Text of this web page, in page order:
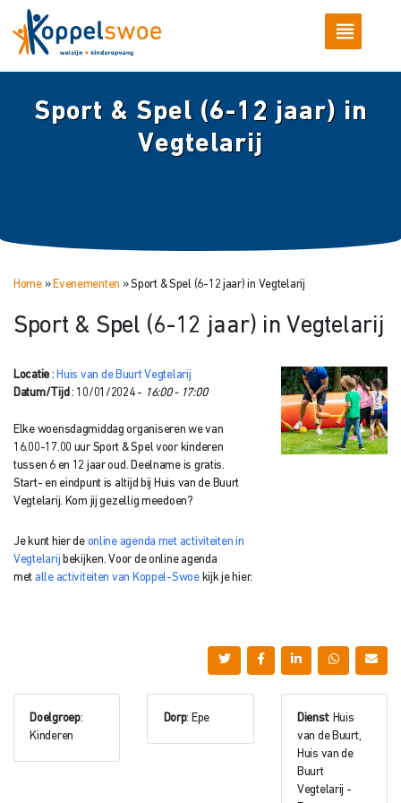
Sport & Spel (6-12 jaar) in
Vegtelarij
Home» Evenementen »Sport & Spel (6-12 jaar) in Vegtelarij
Sport & Spel (6-12 jaar) in Vegtelarij
Locatie : Huis van de Buurt Vegtelarij
Datum/Tijd : 10/01/2024 - 16:00 - 17:00
Elke woensdagmiddag organiseren we van
16.00-17.00 uur Sport & Spel voor kinderen
tussen 6 en 12 jaar oud. Deelname is gratis.
Start- en eindpunt is altijd bij Huis van de Buurt
Vegtelarij. Kom jij gezellig meedoen?
Je kunt hier de online agenda met activiteiten in
Vegtelarij bekijken. Voor de online agenda
met alle activiteiten van Koppel-Swoekijk je hier.
Doelgroep:
Kinderen
Dorp: Epe Dienst: Huis
van de Buurt,
Huis van de
Buurt
Vegtelarij -